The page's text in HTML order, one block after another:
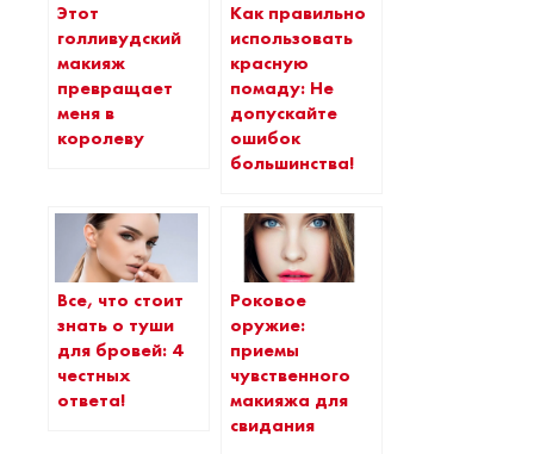
Этот
голливудский
макияж
превращает
меня в
королеву
Как правильно
использовать
красную
помаду: Не
допускайте
ошибок
большинства!
Все, что стоит
знать о туши
для бровей: 4
честных
ответа!
Роковое
оружие:
приемы
чувственного
макияжа для
свидания